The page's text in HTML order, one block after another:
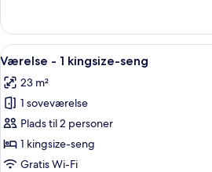
-
enkeltsenge
Indlæs
alle
billeder
af
Værelse
-
1
Et
3
Værelse - 1 kingsize-seng
23 m²
1 soveværelse
Plads til 2 personer
1 kingsize-seng
Gratis Wi-Fi